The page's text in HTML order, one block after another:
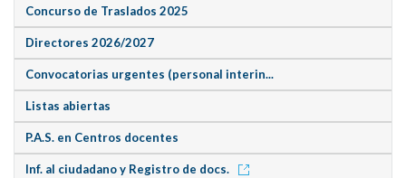
Concurso de Traslados 2025
Directores 2026/2027
Convocatorias urgentes (personal interin...
Listas abiertas
P.A.S. en Centros docentes
Inf. al ciudadano y Registro de docs.